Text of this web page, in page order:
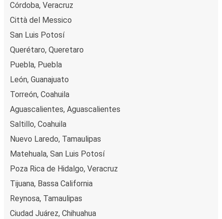
Córdoba, Veracruz
Città del Messico
San Luis Potosí
Querétaro, Queretaro
Puebla, Puebla
León, Guanajuato
Torreón, Coahuila
Aguascalientes, Aguascalientes
Saltillo, Coahuila
Nuevo Laredo, Tamaulipas
Matehuala, San Luis Potosí
Poza Rica de Hidalgo, Veracruz
Tijuana, Bassa California
Reynosa, Tamaulipas
Ciudad Juárez, Chihuahua